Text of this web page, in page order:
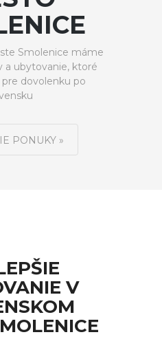
Smolenice máme
a ubytovanie, ktoré
dovolenku po
PONUKY »
V